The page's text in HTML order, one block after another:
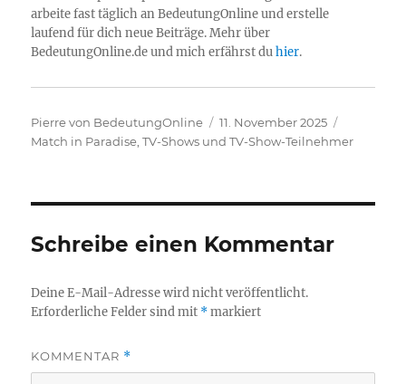
arbeite fast täglich an BedeutungOnline und erstelle
laufend für dich neue Beiträge. Mehr über
BedeutungOnline.de und mich erfährst duhier.
Autor
Pierre von BedeutungOnline
Veröffentlicht
am
11. November 2025
Match in Paradise ,TV-Shows und TV-Show-Teilnehmer
Schreibe einen Kommentar
Deine E-Mail-Adresse wird nicht veröffentlicht.
Erforderliche Felder sind mit *markiert
KOMMENTAR *